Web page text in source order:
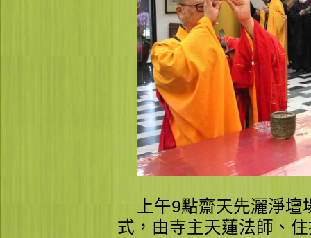
上午9點齋天先灑淨壇
式，由寺主天蓮法師、